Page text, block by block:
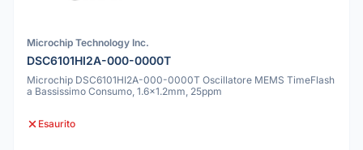
Microchip Technology Inc.
DSC6101HI2A-000-0000T
Microchip DSC6101HI2A-000-0000T Oscillatore MEMS TimeFlash
a Bassissimo Consumo, 1.6x1.2mm, 25ppm
Esaurito